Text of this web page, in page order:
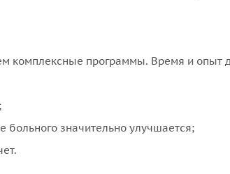
комплексные программы. Время и
значительно улучшается;